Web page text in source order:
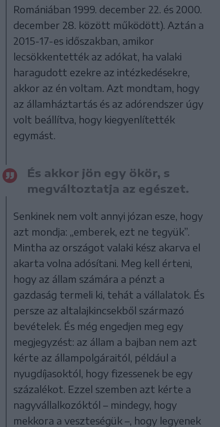
Romániában 1999. december 22. és 2000.
december 28. között működött). Aztán a
2015-17-es időszakban, amikor
lecsökkentették az adókat, ha valaki
haragudott ezekre az intézkedésekre,
akkor az én voltam. Azt mondtam, hogy
az államháztartás és az adórendszer úgy
volt beállítva, hogy kiegyenlítették
egymást.
És akkor jön egy ökör, s
megváltoztatja az egészet.
Senkinek nem volt annyi józan esze, hogy
azt mondja: „emberek, ezt ne tegyük”.
Mintha az országot valaki kész akarva el
akarta volna adósítani. Meg kell érteni,
hogy az állam számára a pénzt a
gazdaság termeli ki, tehát a vállalatok. És
persze az altalajkincsekből származó
bevételek. És még engedjen meg egy
megjegyzést: az állam a bajban nem azt
kérte az állampolgáraitól, például a
nyugdíjasoktól, hogy fizessenek be egy
százalékot. Ezzel szemben azt kérte a
nagyvállalkozóktól – mindegy, hogy
mekkora a veszteségük –, hogy legyenek